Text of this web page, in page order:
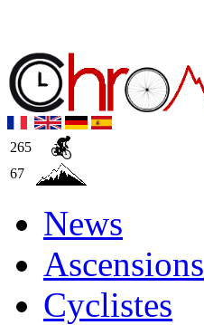
265
67
News
Ascensions
Cyclistes